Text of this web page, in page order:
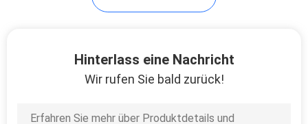
Thermische
Hinterlass eine Nachricht
Wir rufen Sie bald zurück!